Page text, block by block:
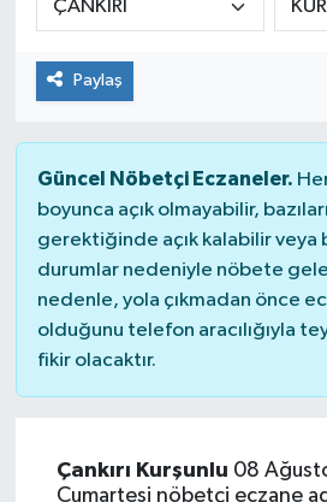
Paylaş
Güncel Nöbetçi Eczaneler.
boyunca açık olmayabilir,
gerektiğinde açık kalabilir veya
durumlar nedeniyle nöbete
nedenle, yola çıkmadan önce
olduğunu telefon aracılığıyla
fikir olacaktır.
Çankırı Kurşunlu 08
Cumartesi nöbetçi eczane
Teknoloji
Okul Gazetesi